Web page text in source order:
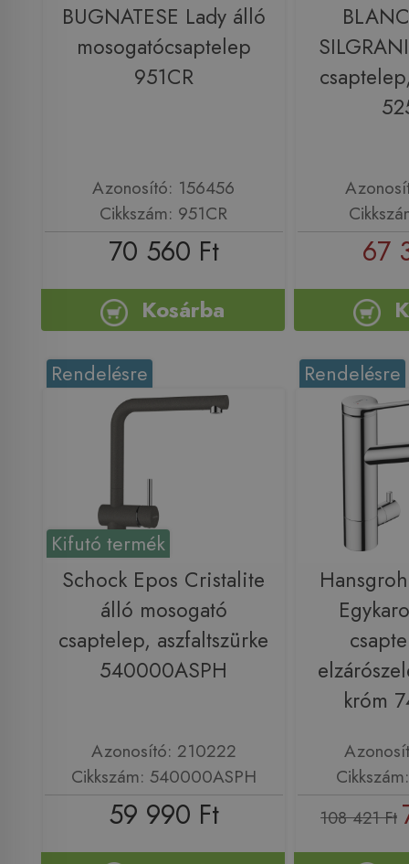
BUGNATESE Lady álló
mosogatócsaptelep
951CR
Azonosító: 156456
Cikkszám: 951CR
70 560 Ft
Kosárba
67
Kifutó termék
Rendelésre
Schock Epos Cristalite
álló mosogató
csaptelep, aszfaltszürke
540000ASPH
Azonosító: 210222
Cikkszám: 540000ASPH
59 990 Ft
Rendelésre
króm
108 421 Ft